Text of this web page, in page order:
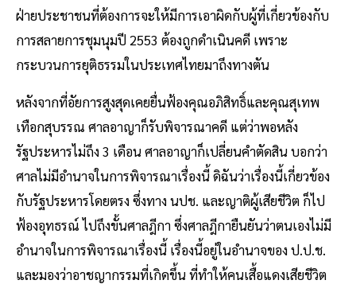
ฝ่ายประชาชนที่ต้องการจะให้มีการเอาผิดกับผู้ที่เกี่ยวข้องกับ
การสลายการชุมนุมปี 2553 ต้องถูกดำเนินคดี เพราะ
กระบวนการยุติธรรมในประเทศไทยมาถึงทางตัน
หลังจากที่อัยการสูงสุดเคยยื่นฟ้องคุณอภิสิทธิ์และคุณสุเทพ
เทือกสุบรรณ ศาลอาญาก็รับพิจารณาคดี แต่ว่าพอหลัง
รัฐประหารไม่ถึง 3 เดือน ศาลอาญาก็เปลี่ยนคำตัดสิน บอกว่า
ศาลไม่มีอำนาจในการพิจารณาเรื่องนี้ ดิฉันว่าเรื่องนี้เกี่ยวข้อง
กับรัฐประหารโดยตรง ซึ่งทาง นปช. และญาติผู้เสียชีวิต ก็ไป
ฟ้องอุทธรณ์ ไปถึงขั้นศาลฎีกา ซึ่งศาลฎีกายืนยันว่าตนเองไม่มี
อำนาจในการพิจารณาเรื่องนี้ เรื่องนี้อยู่ในอำนาจของ ป.ป.ช.
และมองว่าอาชญากรรมที่เกิดขึ้น ที่ทำให้คนเสื้อแดงเสียชีวิต